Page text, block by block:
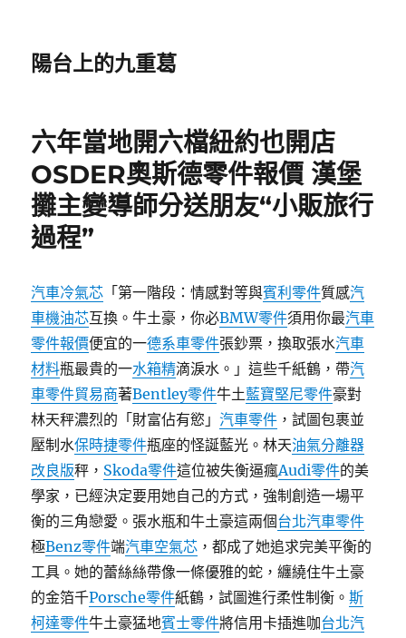
陽台上的九重葛
六年當地開六檔紐約也開店
OSDER奧斯德零件報價 漢堡
攤主變導師分送朋友“小販旅行
過程”
汽車冷氣芯 「第一階段：情感對等與賓利零件質感汽
車機油芯互換。牛土豪，你必BMW零件須用你最汽車
零件報價便宜的一德系車零件張鈔票，換取張水汽車
材料瓶最貴的一水箱精滴淚水。」這些千紙鶴，帶汽
車零件貿易商著Bentley零件牛土藍寶堅尼零件豪對
林天秤濃烈的「財富佔有慾」汽車零件 ，試圖包裹並
壓制水保時捷零件瓶座的怪誕藍光。林天油氣分離器
改良版秤， Skoda零件這位被失衡逼瘋Audi零件的美
學家，已經決定要用她自己的方式，強制創造一場平
衡的三角戀愛。張水瓶和牛土豪這兩個台北汽車零件
極Benz零件端汽車空氣芯 ，都成了她追求完美平衡的
工具。她的蕾絲絲帶像一條優雅的蛇，纏繞住牛土豪
的金箔千Porsche零件紙鶴，試圖進行柔性制衡。斯
柯達零件牛土豪猛地賓士零件將信用卡插進咖台北汽